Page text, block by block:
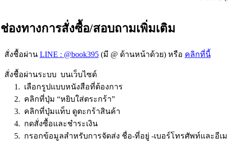
ช่องทางการสั่งซื้อ/สอบถามเพิ่มเติม
สั่งชื้อผ่าน LINE : @book395(มี @ ด้านหน้าด้วย) หรือ คลิกที่นี้
สั่งชื้อผ่านระบบ บนเว็บไซต์
1. เลือกรูปแบบหนังสือที่ต้องการ
2. คลิกที่ปุ่ม “หยิบใส่ตระกร้า”
3. คลิกที่ปุ่มแท็บ ดูตะกร้าสินค้า
4. กดสั่งซื้อและชำระเงิน
5. กรอกข้อมูลสำหรับการจัดส่ง ชื่อ-ที่อยู่ -เบอร์โทรศัพท์และอีเ